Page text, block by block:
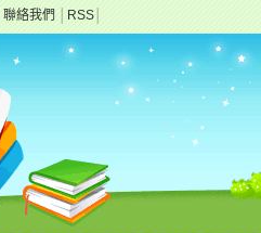
聯絡我們 RSS